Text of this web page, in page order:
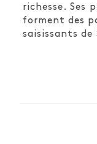
richesse. Ses
forment des
saisissants de